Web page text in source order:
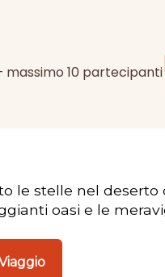
massimo 10 partecipanti
le stelle nel deserto
oasi e le